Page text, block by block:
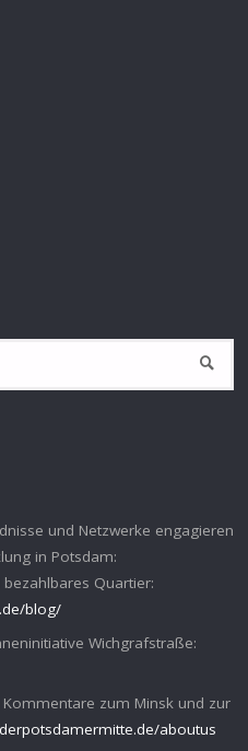
SUCHE
und Netzwerke engagieren
in Potsdam:
Quartier:
blog/
Wichgrafstraße:
zum Minsk und zur
aboutus